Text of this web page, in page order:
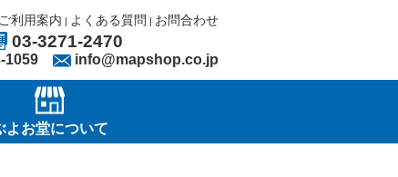
ご利用案内 | よくある質問 | お問合わせ
03-3271-2470
1059 info@mapshop.co.jp
よお堂について